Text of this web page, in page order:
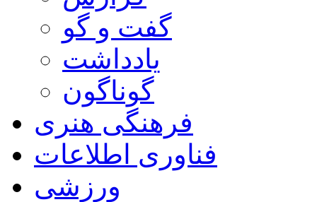
گفت و گو
یادداشت
گوناگون
فرهنگی هنری
فناوری اطلاعات
ورزشی